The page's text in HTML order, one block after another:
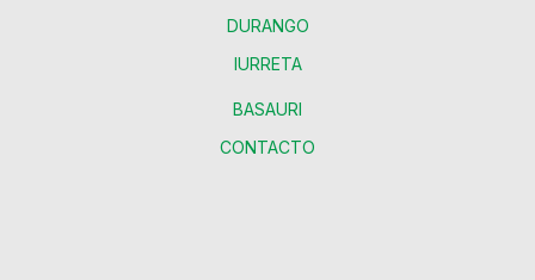
DURANGO
IURRETA
BASAURI
CONTACTO